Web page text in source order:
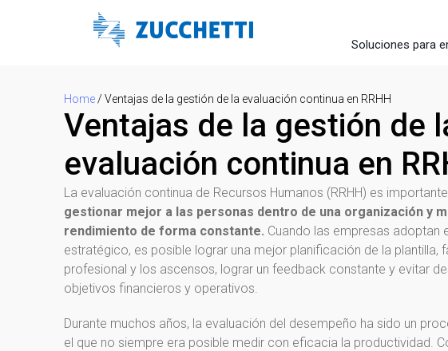
Soluciones para
Home / Ventajas de la gestión de la evaluación continua en RRHH
Ventajas de la gestión de
evaluación continua en
La evaluación continua de Recursos Humanos (RRHH) es
gestionar mejor a las personas dentro de una organización y
rendimiento de forma constante. Cuando las empresas adoptan
estratégico, es posible lograr una mejor planificación de la plantilla,
profesional y los ascensos, lograr un feedback constante y evitar
objetivos financieros y operativos.
Durante muchos años, la evaluación del desempeño ha sido un
el que no siempre era posible medir con eficacia la productividad.